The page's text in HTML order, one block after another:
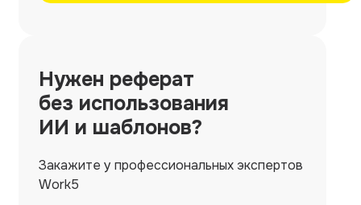
Нужен реферат
без использования
ИИ и шаблонов?
Закажите у профессиональных экспертов
Work5